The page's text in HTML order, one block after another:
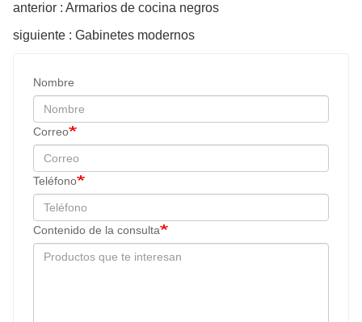
anterior : Armarios de cocina negros
siguiente : Gabinetes modernos
Nombre
Correo
Teléfono
Contenido de la consulta